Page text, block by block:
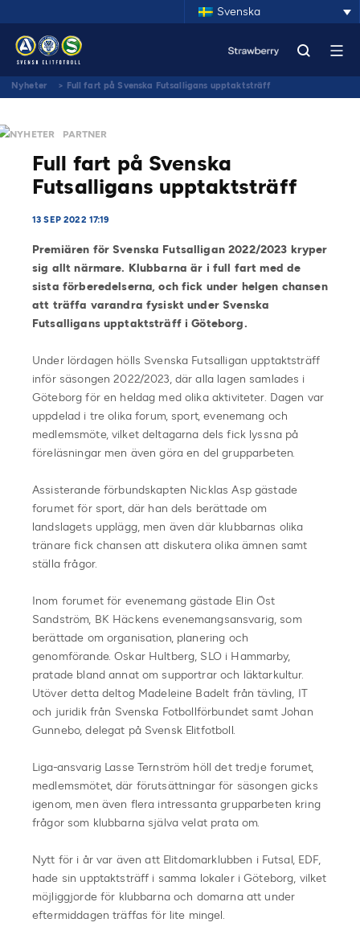
Svenska
Nyheter > Full fart på Svenska Futsalligans upptaktsträff
NYHETER PARTNER
Full fart på Svenska
Futsalligans upptaktsträff
13 SEP 2022 17:19
Premiären för Svenska Futsalligan 2022/2023 kryper
sig allt närmare. Klubbarna är i full fart med de
sista förberedelserna, och fick under helgen chansen
att träffa varandra fysiskt under Svenska
Futsalligans upptaktsträff i Göteborg.
Under lördagen hölls Svenska Futsalligan upptaktsträff
inför säsongen 2022/2023, där alla lagen samlades i
Göteborg för en heldag med olika aktiviteter. Dagen var
uppdelad i tre olika forum, sport, evenemang och
medlemsmöte, vilket deltagarna dels fick lyssna på
föreläsningar men även göra en del grupparbeten.
Assisterande förbundskapten Nicklas Asp gästade
forumet för sport, där han dels berättade om
landslagets upplägg, men även där klubbarnas olika
tränare fick chansen att diskutera olika ämnen samt
ställa frågor.
Inom forumet för evenemang gästade Elin Öst
Sandström, BK Häckens evenemangsansvarig, som
berättade om organisation, planering och
genomförande. Oskar Hultberg, SLO i Hammarby,
pratade bland annat om supportrar och läktarkultur.
Utöver detta deltog Madeleine Badelt från tävling, IT
och juridik från Svenska Fotbollförbundet samt Johan
Gunnebo, delegat på Svensk Elitfotboll.
Liga-ansvarig Lasse Ternström höll det tredje forumet,
medlemsmötet, där förutsättningar för säsongen gicks
igenom, men även flera intressanta grupparbeten kring
frågor som klubbarna själva velat prata om.
Nytt för i år var även att Elitdomarklubben i Futsal, EDF,
hade sin upptaktsträff i samma lokaler i Göteborg, vilket
möjliggjorde för klubbarna och domarna att under
eftermiddagen träffas för lite mingel.